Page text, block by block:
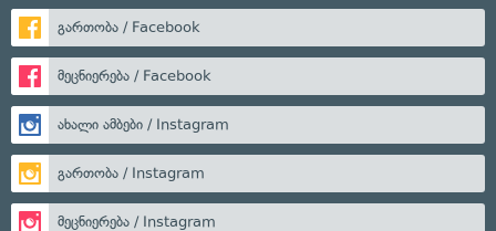
გართობა / Facebook
მეცნიერება / Facebook
ახალი ამბები / Instagram
გართობა / Instagram
მეცნიერება / Instagram